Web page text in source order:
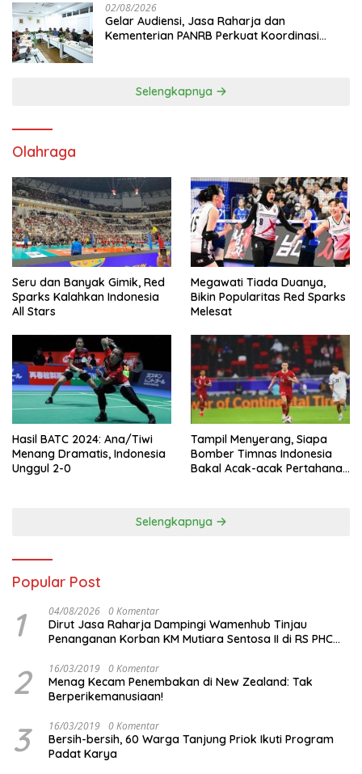
02/08/2026
Gelar Audiensi, Jasa Raharja dan
Kementerian PANRB Perkuat Koordinasi
Selengkapnya
Olahraga
Seru dan Banyak Gimik, Red
Sparks Kalahkan Indonesia
All Stars
Megawati Tiada Duanya,
Bikin Popularitas Red Sparks
Melesat
Hasil BATC 2024: Ana/Tiwi
Menang Dramatis, Indonesia
Unggul 2-0
Tampil Menyerang, Siapa
Bomber Timnas Indonesia
Bakal Acak-acak Pertahanan
Selengkapnya
Popular Post
1 04/08/2026 0 Komentar
Dirut Jasa Raharja Dampingi Wamenhub Tinjau
Penanganan Korban KM Mutiara Sentosa II di RS PHC
2 16/03/2019 0 Komentar
Menag Kecam Penembakan di New Zealand: Tak
Berperikemanusiaan!
3 16/03/2019 0 Komentar
Bersih-bersih, 60 Warga Tanjung Priok Ikuti Program
Padat Karya